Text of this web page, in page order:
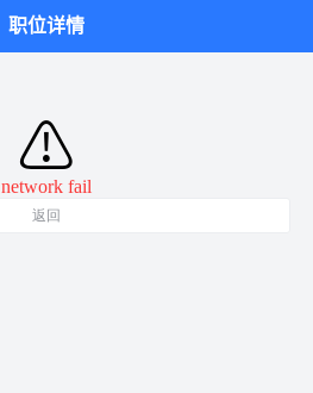
职位详情
⚠
network fail
返回